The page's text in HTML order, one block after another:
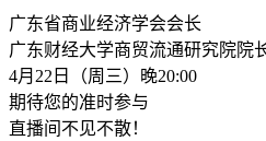
广东省商业经济学会会长
广东财经大学商贸流通研究院院
4月22日（周三）晚20:00
期待您的准时参与
直播间不见不散！